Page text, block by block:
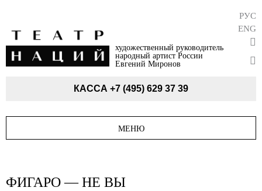
художественный руководитель
народный артист России
Евгений Миронов
РУС
ENG
КАССА +7 (495) 629 37 39
МЕНЮ
ФИГАРО — НЕ ВЫ